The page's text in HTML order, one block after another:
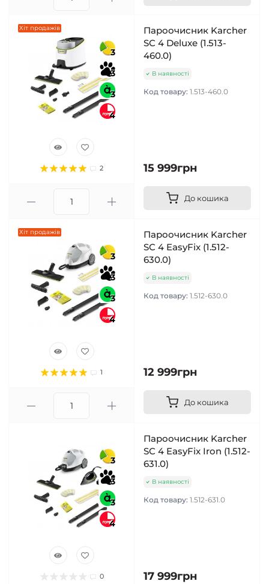
Хіт продажів
3
3
3
4
2
Пароочисник Karcher
SC 4 Deluxe (1.513-
460.0)
В наявності
Код товару: 1.513-460.0
15 999грн
До кошика
Хіт продажів
3
3
3
4
1
Пароочисник Karcher
SC 4 EasyFix (1.512-
630.0)
В наявності
Код товару: 1.512-630.0
12 999грн
До кошика
3
3
3
4
0
Пароочисник Karcher
SC 4 EasyFix Iron (1.512-
631.0)
В наявності
Код товару: 1.512-631.0
17 999грн